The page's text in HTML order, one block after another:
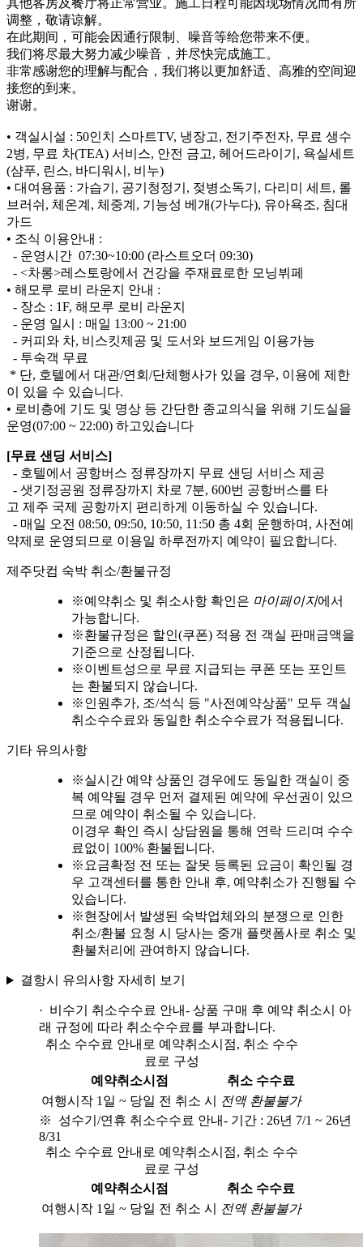
其他客房及餐厅将正常营业。施工日程可能因现场情况而有所
调整，敬请谅解。
在此期间，可能会因通行限制、噪音等给您带来不便。
我们将尽最大努力减少噪音，并尽快完成施工。
非常感谢您的理解与配合，我们将以更加舒适、高雅的空间迎
接您的到来。
谢谢。
• 객실시설 : 50인치 스마트TV, 냉장고, 전기주전자, 무료 생수
2병, 무료 차(TEA) 서비스, 안전 금고, 헤어드라이기, 욕실세트
(샴푸, 린스, 바디워시, 비누)
• 대여용품 : 가습기, 공기청정기, 젖병소독기, 다리미 세트, 롤
브러쉬, 체온계, 체중계, 기능성 베개(가누다), 유아욕조, 침대
가드
• 조식 이용안내 :
- 운영시간 07:30~10:00 (라스트오더 09:30)
- <차롱>레스토랑에서 건강을 주재료로한 모닝뷔페
• 해모루 로비 라운지 안내 :
- 장소 : 1F, 해모루 로비 라운지
- 운영 일시 : 매일 13:00 ~ 21:00
- 커피와 차, 비스킷제공 및 도서와 보드게임 이용가능
- 투숙객 무료
* 단, 호텔에서 대관/연회/단체행사가 있을 경우, 이용에 제한
이 있을 수 있습니다.
• 로비층에 기도 및 명상 등 간단한 종교의식을 위해 기도실을
운영(07:00 ~ 22:00) 하고있습니다
[무료 샌딩 서비스]
- 호텔에서 공항버스 정류장까지 무료 샌딩 서비스 제공
- 샛기정공원 정류장까지 차로 7분, 600번 공항버스를 타
고 제주 국제 공항까지 편리하게 이동하실 수 있습니다.
- 매일 오전 08:50, 09:50, 10:50, 11:50 총 4회 운행하며, 사전예
약제로 운영되므로 이용일 하루전까지 예약이 필요합니다.
제주닷컴 숙박 취소/환불규정
※예약취소 및 취소사항 확인은 마이페이지에서
가능합니다.
※환불규정은 할인(쿠폰) 적용 전 객실 판매금액을
기준으로 산정됩니다.
※이벤트성으로 무료 지급되는 쿠폰 또는 포인트
는 환불되지 않습니다.
※인원추가, 조/석식 등 "사전예약상품" 모두 객실
취소수수료와 동일한 취소수수료가 적용됩니다.
기타 유의사항
※실시간 예약 상품인 경우에도 동일한 객실이 중
복 예약될 경우 먼저 결제된 예약에 우선권이 있으
므로 예약이 취소될 수 있습니다.
이경우 확인 즉시 상담원을 통해 연락 드리며 수수
료없이 100% 환불됩니다.
※ 요금확정 전 또는 잘못 등록된 요금이 확인될 경
우 고객센터를 통한 안내 후, 예약취소가 진행될 수
있습니다.
※현장에서 발생된 숙박업체와의 분쟁으로 인한
취소/환불 요청 시 당사는 중개 플랫폼사로 취소 및
환불처리에 관여하지 않습니다.
결항시 유의사항 자세히 보기
· 비수기 취소수수료 안내- 상품 구매 후 예약 취소시 아
래 규정에 따라 취소수수료를 부과합니다.
취소 수수료 안내로 예약취소시점, 취소 수수
료로 구성
예약취소시점
취소 수수료
여행시작 1일 ~ 당일 전 취소 시
전액 환불불가
※ 성수기/연휴 취소수수료 안내- 기간 : 26년 7/1 ~ 26년
8/31
취소 수수료 안내로 예약취소시점, 취소 수수
료로 구성
예약취소시점
취소 수수료
여행시작 1일 ~ 당일 전 취소 시
전액 환불불가